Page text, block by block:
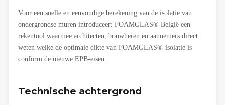
Voor een snelle en eenvoudige berekening van de isolatie van
ondergrondse muren introduceert FOAMGLAS® België een
rekentool waarmee architecten, bouwheren en aannemers direct
weten welke de optimale dikte van FOAMGLAS®-isolatie is
conform de nieuwe EPB-eisen.
Technische achtergrond